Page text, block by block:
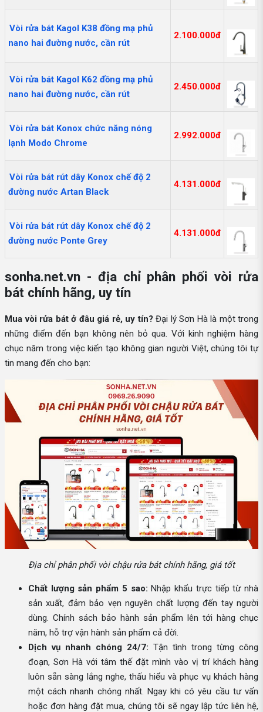
Vòi rửa bát Kagol K38 đồng mạ phủ
nano hai đường nước, cần rút
2.100.000đ
Vòi rửa bát Kagol K62 đồng mạ phủ
nano hai đường nước, cần rút
2.450.000đ
Vòi rửa bát Konox chức năng nóng
lạnh Modo Chrome
2.992.000đ
Vòi rửa bát rút dây Konox chế độ 2
đường nước Artan Black
4.131.000đ
Vòi rửa bát rút dây Konox chế độ 2
đường nước Ponte Grey
4.131.000đ
sonha.net.vn - địa chỉ phân phối vòi rửa
bát chính hãng, uy tín
Mua vòi rửa bát ở đâu giá rẻ, uy tín? Đại lý Sơn Hà là một trong
những điểm đến bạn không nên bỏ qua. Với kinh nghiệm hàng
chục năm trong việc kiến tạo không gian người Việt, chúng tôi tự
tin mang đến cho bạn:
Địa chỉ phân phối vòi chậu rửa bát chính hãng, giá tốt
Chất lượng sản phẩm 5 sao: Nhập khẩu trực tiếp từ nhà
sản xuất, đảm bảo vẹn nguyên chất lượng đến tay người
dùng. Chính sách bảo hành sản phẩm lên tới hàng chục
năm, hỗ trợ vận hành sản phẩm cả đời.
Dịch vụ nhanh chóng 24/7: Tận tình trong từng công
đoạn, Sơn Hà với tâm thế đặt mình vào vị trí khách hàng
luôn sẵn sàng lắng nghe, thấu hiểu và phục vụ khách hàng
một cách nhanh chóng nhất. Ngay khi có yêu cầu tư vấn
hoặc đơn hàng đặt mua, chúng tôi sẽ ngay lập tức liên hệ,